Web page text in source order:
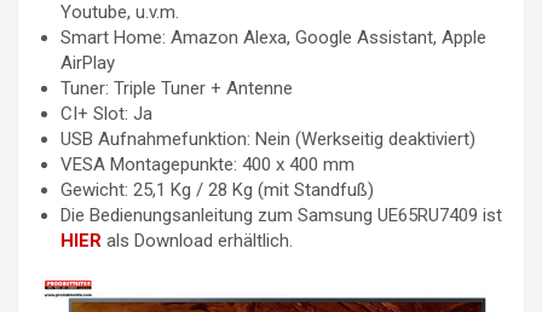
Youtube, u.v.m.
Smart Home: Amazon Alexa, Google Assistant, Apple
AirPlay
Tuner: Triple Tuner + Antenne
CI+ Slot: Ja
USB Aufnahmefunktion: Nein (Werkseitig deaktiviert)
VESA Montagepunkte: 400 x 400 mm
Gewicht: 25,1 Kg / 28 Kg (mit Standfuß)
Die Bedienungsanleitung zum Samsung UE65RU7409 ist
HIER als Download erhältlich.